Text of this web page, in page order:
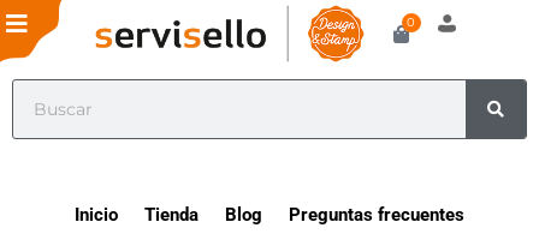
0
Inicio Tienda Blog Preguntas frecuentes